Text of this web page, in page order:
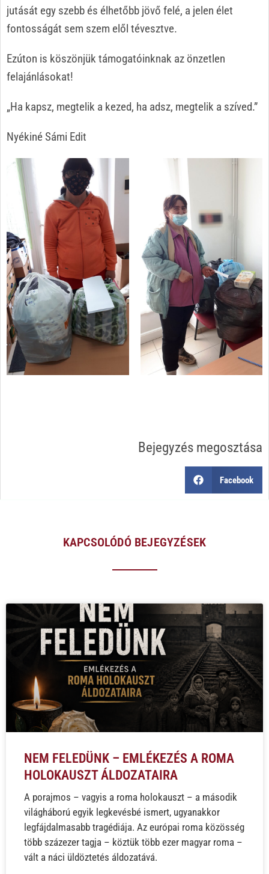
jutását egy szebb és élhetőbb jövő felé, a jelen élet
fontosságát sem szem elől tévesztve.
Ezúton is köszönjük támogatóinknak az önzetlen
felajánlásokat!
„Ha kapsz, megtelik a kezed, ha adsz, megtelik a szíved.”
Nyékiné Sámi Edit
Bejegyzés megosztása
Facebook
KAPCSOLÓDÓ BEJEGYZÉSEK
NEM FELEDÜNK – EMLÉKEZÉS A ROMA
HOLOKAUSZT ÁLDOZATAIRA
A porajmos – vagyis a roma holokauszt – a második
világháború egyik legkevésbé ismert, ugyanakkor
legfájdalmasabb tragédiája. Az európai roma közösség
több százezer tagja – köztük több ezer magyar roma –
vált a náci üldöztetés áldozatává.